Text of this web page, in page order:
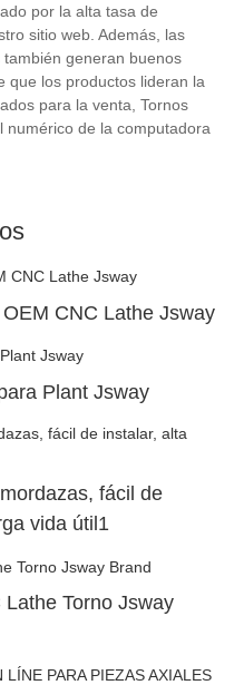
por la alta tasa de
sitio web. Además, las
generan buenos
que los productos lideran la
​​para la venta, Tornos
numérico de la computadora
CNC Lathe Jsway
Plant Jsway
fácil de
vida útil1
Torno Jsway